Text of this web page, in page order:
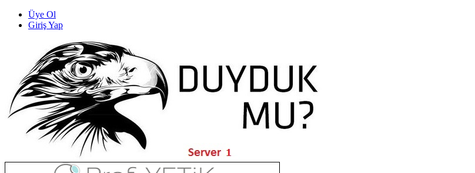
Üye Ol
Giriş Yap